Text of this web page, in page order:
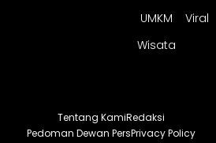
UMKM
Viral
Wisata
Tentang KamiRedaksi
Pedoman Dewan PersPrivacy Policy